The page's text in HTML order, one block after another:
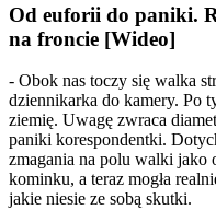
Od euforii do paniki.
na froncie [Wideo]
- Obok nas toczy się walka
dziennikarka do kamery. Po
ziemię. Uwagę zwraca
paniki korespondentki.
zmagania na polu walki jako
kominku, a teraz mogła
jakie niesie ze sobą skutki.